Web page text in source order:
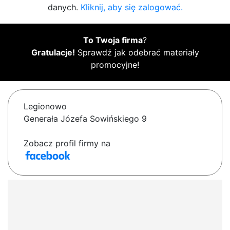
danych. Kliknij, aby się zalogować.
To Twoja firma?
Gratulacje! Sprawdź jak odebrać materiały
promocyjne!
Legionowo
Generała Józefa Sowińskiego 9
Zobacz profil firmy na